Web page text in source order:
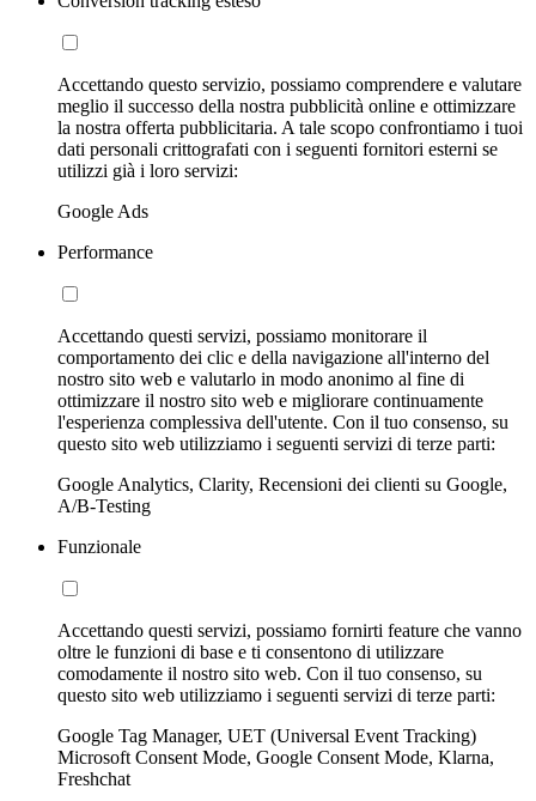
Accettando questo servizio, possiamo comprendere e valutare
meglio il successo della nostra pubblicità online e ottimizzare
la nostra offerta pubblicitaria. A tale scopo confrontiamo i tuoi
dati personali crittografati con i seguenti fornitori esterni se
utilizzi già i loro servizi:
Google Ads
Performance
Accettando questi servizi, possiamo monitorare il
comportamento dei clic e della navigazione all'interno del
nostro sito web e valutarlo in modo anonimo al fine di
ottimizzare il nostro sito web e migliorare continuamente
l'esperienza complessiva dell'utente. Con il tuo consenso, su
questo sito web utilizziamo i seguenti servizi di terze parti:
Google Analytics, Clarity, Recensioni dei clienti su Google,
A/B-Testing
Funzionale
Accettando questi servizi, possiamo fornirti feature che vanno
oltre le funzioni di base e ti consentono di utilizzare
comodamente il nostro sito web. Con il tuo consenso, su
questo sito web utilizziamo i seguenti servizi di terze parti:
Google Tag Manager, UET (Universal Event Tracking)
Microsoft Consent Mode, Google Consent Mode, Klarna,
Freshchat